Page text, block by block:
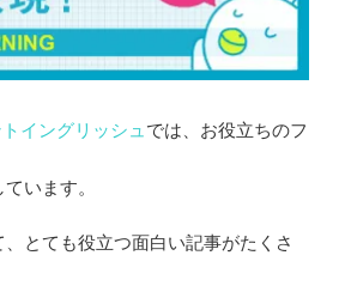
イングリッシュ では、お役立ちのフ
います。
とても役立つ面白い記事がたくさ